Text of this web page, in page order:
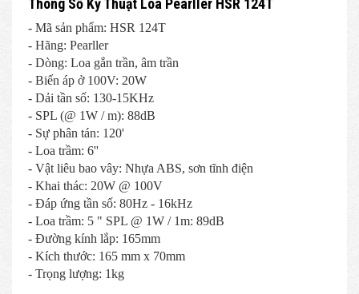
Thông Số Kỹ Thuật Loa Pearller HSR 124T
- Mã sản phẩm: HSR 124T
- Hãng: Pearller
- Dòng: Loa gắn trần, âm trần
- Biến áp ở 100V: 20W
- Dải tần số: 130-15KHz
- SPL (@ 1W / m): 88dB
- Sự phân tán: 120'
- Loa trầm: 6''
- Vật liêu bao vây: Nhựa ABS, sơn tĩnh điện
- Khai thác: 20W @ 100V
- Đáp ứng tần số: 80Hz - 16kHz
- Loa trầm: 5 " SPL @ 1W / 1m: 89dB
- Đường kính lắp: 165mm
- Kích thước: 165 mm x 70mm
- Trọng lượng: 1kg